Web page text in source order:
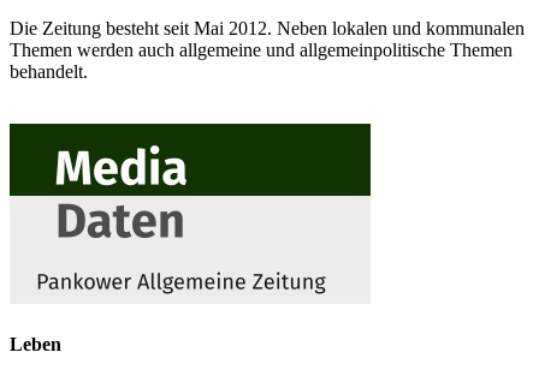
Die Zeitung besteht seit Mai 2012. Neben lokalen und kommunalen
Themen werden auch allgemeine und allgemeinpolitische Themen
behandelt.
Leben